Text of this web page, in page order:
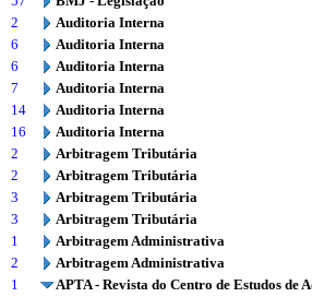
2
Auditoria Interna
6
Auditoria Interna
6
Auditoria Interna
7
Auditoria Interna
14
Auditoria Interna
16
Auditoria Interna
2
Arbitragem Tributária
2
Arbitragem Tributária
3
Arbitragem Tributária
3
Arbitragem Tributária
1
Arbitragem Administrativa
2
Arbitragem Administrativa
1
APTA - Revista do Centro de Estudos de